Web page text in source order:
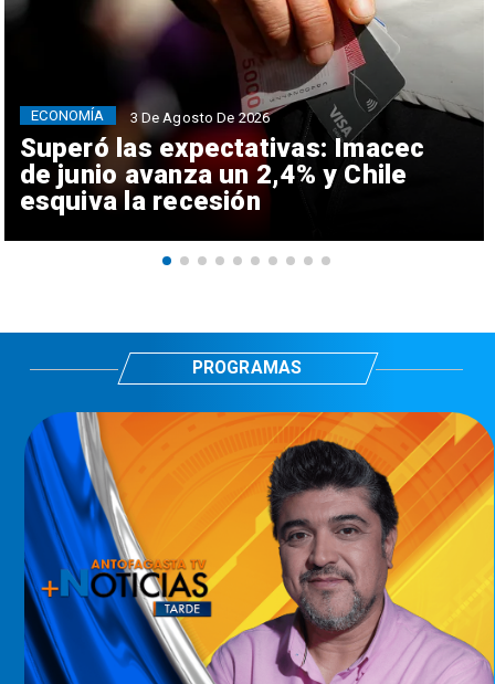
Superó las expectativas: Imacec
de junio avanza un 2,4% y Chile
esquiva la recesión
ECONOMÍA 3 De Agosto De 2026
PROGRAMAS